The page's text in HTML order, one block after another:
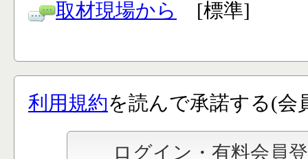
取材現場から [標準]
利用規約を読んで承諾する(会